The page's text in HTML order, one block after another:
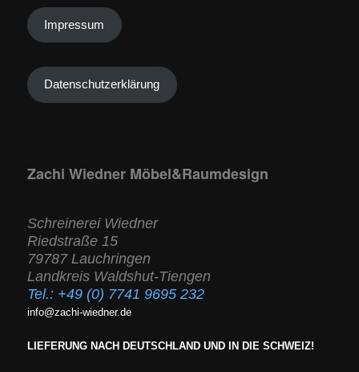
Impressum
Datenschutzerklärung
Zachi Wiedner Möbel&Raumdesign
Schreinerei Wiedner
Riedstraße 15
79787 Lauchringen
Landkreis Waldshut-Tiengen
Tel.: +49 (0) 7741 9695 232
info@zachi-wiedner.de
LIEFERUNG NACH DEUTSCHLAND UND IN DIE SCHWEIZ!